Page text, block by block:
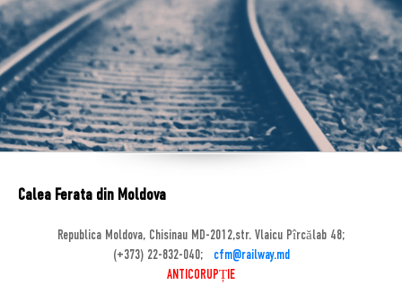
Calea Ferata din Moldova
Republica Moldova, Chisinau MD-2012,str. Vlaicu Pîrcălab 48;
(+373) 22-832-040;
cfm@railway.md
ANTICORUPȚIE